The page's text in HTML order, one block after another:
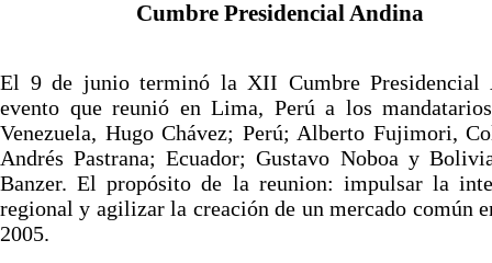
Cumbre Presidencial Andina
El 9 de junio terminó la XII Cumbre Presidencial
evento que reunió en Lima, Perú a los
Venezuela, Hugo Chávez; Perú; Alberto Fujimori,
Andrés Pastrana; Ecuador; Gustavo Noboa y
Banzer. El propósito de la reunion: impulsar la
regional y agilizar la creación de un mercado común
2005.